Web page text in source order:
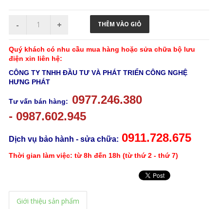
Quý khách có nhu cầu mua hàng hoặc sửa chữa bộ lưu
điện xin liên hệ:
CÔNG TY TNHH ĐẦU TƯ VÀ PHÁT TRIỂN CÔNG NGHỆ
HƯNG PHÁT
Tư vấn bán hàng:
0977.246.380
- 0987.602.945
Dịch vụ bảo hành - sửa chữa: 0911.728.675
Thời gian làm việc: từ 8h đến 18h (từ thứ 2 - thứ 7)
Giới thiệu sản phẩm